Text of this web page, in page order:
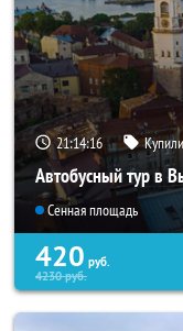
21:14:14
Автобусный тур в
Сенная площадь
420 руб.
4230руб.